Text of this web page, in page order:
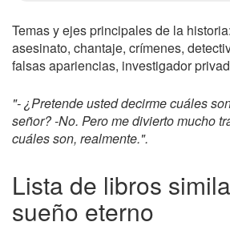
Temas y ejes principales de la
asesinato, chantaje, crímenes,
falsas apariencias, investigador
"- ¿Pretende usted decirme cuáles
señor? -No. Pero me divierto mucho
cuáles son, realmente.".
Lista de libros
sueño eterno